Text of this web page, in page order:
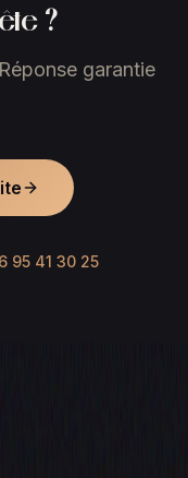
?
garantie
95 41 30 25